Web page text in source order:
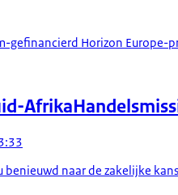
gefinancierd Horizon
Afrika
naar de zakelijke